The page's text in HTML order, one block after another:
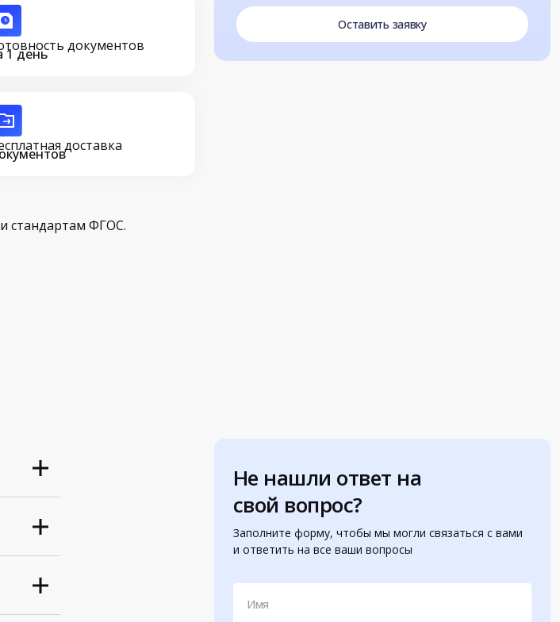
документов
1 день
доставка
стандартам ФГОС.
Оставить заявку
Не нашли ответ на
свой вопрос?
Заполните форму, чтобы мы могли связаться с вами
и ответить на все ваши вопросы
Имя